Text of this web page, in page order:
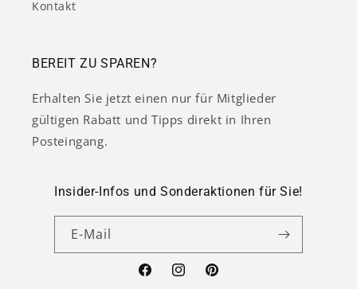
Kontakt
BEREIT ZU SPAREN?
Erhalten Sie jetzt einen nur für Mitglieder
gültigen Rabatt und Tipps direkt in Ihren
Posteingang.
Insider-Infos und Sonderaktionen für Sie!
E-Mail
FacebookInstagramPinterest